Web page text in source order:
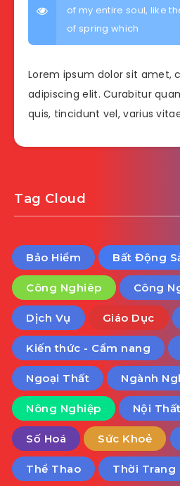
of my entire soul, like
of spring which
Lorem ipsum dolor sit amet,
adipiscing elit. Curabitur
quis, tincidunt vel, varius
Tag Cloud
Bảo Hiểm Bất Động
Công Nghiêp Công
Dịch Vụ Giáo Dục
Kiến thức - Cẩm nang
Ngoại Thất Ngành
Nông Nghiệp Nội Thất
Số Hoá Sức Khoẻ
Thể Thao Thời Trang